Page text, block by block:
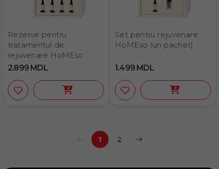
Rezerve pentru
tratamentul de
rejuvenare HoMEso
2.899 MDL
Set pentru rejuvenare
HoMEso (un pachet)
1.499 MDL
1 2